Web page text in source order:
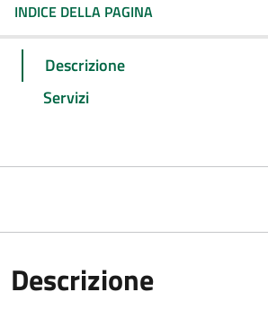
INDICE DELLA PAGINA
Descrizione
Servizi
Descrizione